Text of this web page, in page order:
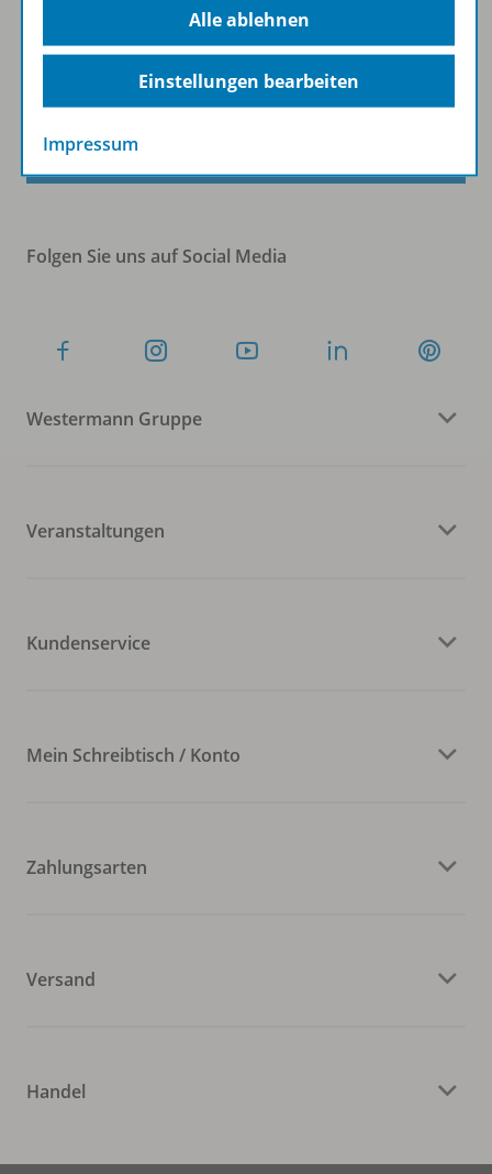
Sofort profitieren
Zum Newsletter anmelden
Folgen Sie uns auf Social Media
Westermann Gruppe
Veranstaltungen
Kundenservice
Mein Schreibtisch / Konto
Zahlungsarten
Versand
Handel
Alle ablehnen
Einstellungen bearbeiten
Impressum